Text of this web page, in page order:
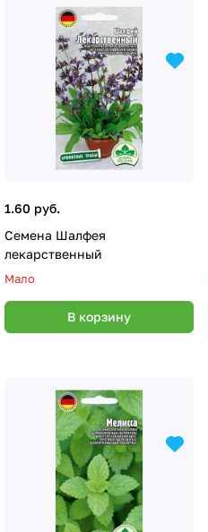
1.60 руб.
Семена Шалфея
лекарственный
Мало
В корзину